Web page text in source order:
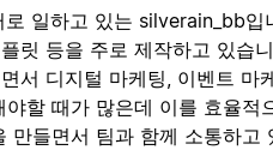
로 일하고 있는 silverain_bb입
릿 등을 주로 제작하고 있습
서 디지털 마케팅, 이벤트 마
할 때가 많은데 이를 효율적
만들면서 팀과 함께 소통하고